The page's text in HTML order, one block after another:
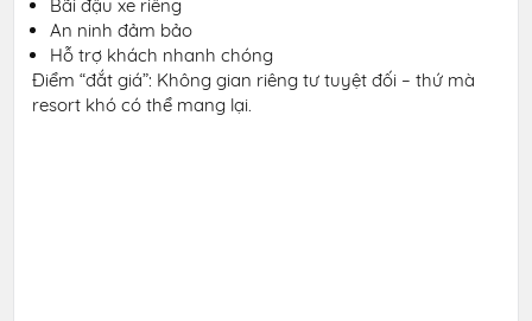
Bãi đậu xe riêng
An ninh đảm bảo
Hỗ trợ khách nhanh chóng
Điểm “đắt giá”: Không gian riêng tư tuyệt đối – thứ mà
resort khó có thể mang lại.